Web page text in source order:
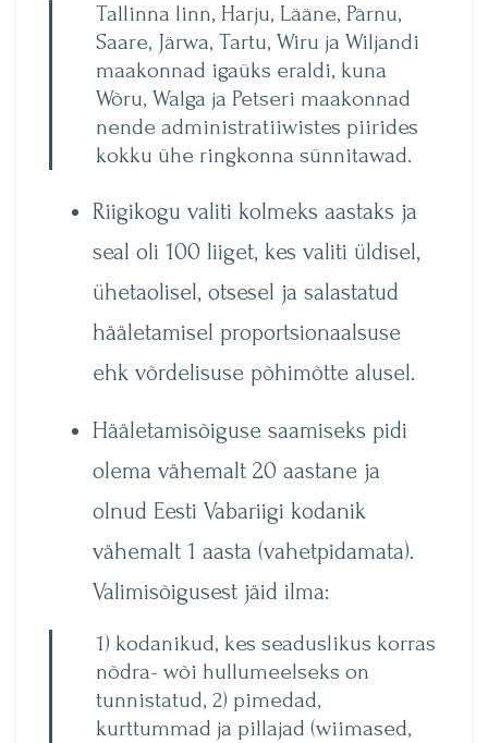
Tallinna linn, Harju, Lääne, Pärnu,
Saare, Järwa, Tartu, Wiru ja Wiljandi
maakonnad igaüks eraldi, kuna
Wõru, Walga ja Petseri maakonnad
nende administratiiwistes piirides
kokku ühe ringkonna sünnitawad.
Riigikogu valiti kolmeks aastaks ja
seal oli 100 liiget, kes valiti üldisel,
ühetaolisel, otsesel ja salastatud
hääletamisel proportsionaalsuse
ehk võrdelisuse põhimõtte alusel.
Hääletamisõiguse saamiseks pidi
olema vähemalt 20 aastane ja
olnud Eesti Vabariigi kodanik
vähemalt 1 aasta (vahetpidamata).
Valimisõigusest jäid ilma:
1) kodanikud, kes seaduslikus korras
nõdra- wõi hullumeelseks on
tunnistatud, 2) pimedad,
kurttummad ja pillajad (wiimased,